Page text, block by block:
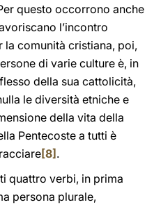
questo occorrono anche
l’incontro
la comunità cristiana, poi,
di varie culture è, in
della sua cattolicità,
le diversità etniche e
della vita della
Pentecoste a tutti è
[8] .
quattro verbi, in prima
persona plurale,